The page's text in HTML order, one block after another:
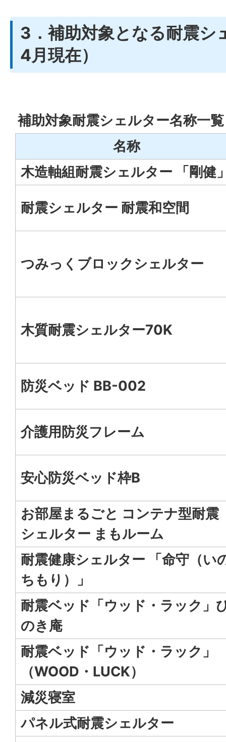
3．補助対象となる耐震シ
4月現在）
補助対象耐震シェルター名称一覧
名称
木造軸組耐震シェルター 「剛健
耐震シェルター 耐震和空間
つみっくブロックシェルター
木質耐震シェルター70K
防災ベッド BB-002
介護用防災フレーム
安心防災ベッド枠B
お部屋まるごと コンテナ型耐震
シェルター まもルーム
耐震健康シェルター 「命守（い
ちもり）」
耐震ベッド「ウッド・ラック」
のき庵
耐震ベッド「ウッド・ラック」
（WOOD・LUCK）
減災寝室
パネル式耐震シェルター